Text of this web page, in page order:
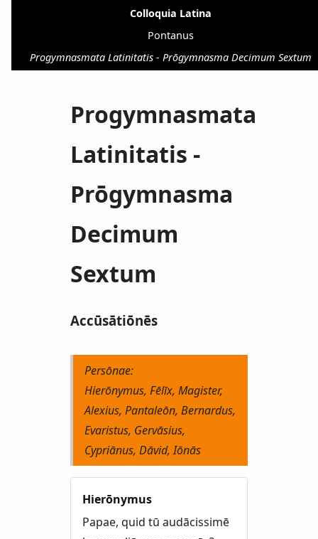
Colloquia Latina
Pontanus
Progymnasmata Latinitatis - Prōgymnasma Decimum Sextum
Progymnasmata
Latinitatis -
Prōgymnasma
Decimum
Sextum
Accūsātiōnēs
Persōnae:
Hierōnymus, Fēlīx, Magister,
Alexius, Pantaleōn, Bernardus,
Evaristus, Gervāsius,
Cypriānus, Dāvid, Iōnās
Hierōnymus
Papae, quid tū audācissimē